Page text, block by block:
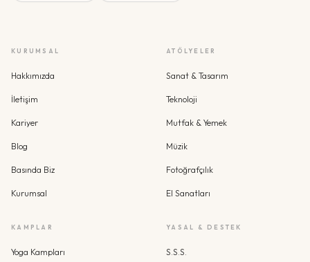
KURUMSAL
Hakkımızda
İletişim
Kariyer
Blog
Basında Biz
Kurumsal
ATÖLYELER
Sanat & Tasarım
Teknoloji
Mutfak & Yemek
Müzik
Fotoğrafçılık
El Sanatları
KAMPLAR
Yoga Kampları
YASAL & DESTEK
S.S.S.